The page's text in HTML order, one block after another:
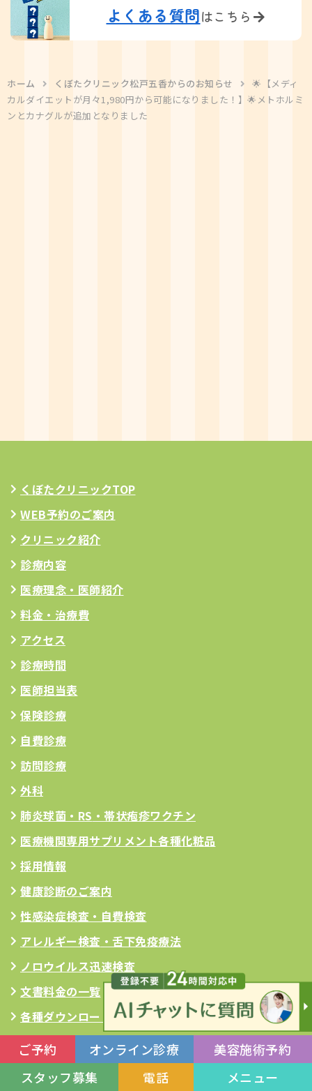
よくある質問はこちら
ホーム くぼたクリニック松戸五香からのお知らせ
🌟【メディ
カルダイエットが月々1,980円から可能になりました！】🌟メトホルミ
ンとカナグルが追加となりました
くぼたクリニックTOP
WEB予約のご案内
クリニック紹介
診療内容
医療理念 ・医師紹介
料金・治療費
アクセス
診療時間
医師担当表
保険診療
自費診療
訪問診療
外科
肺炎球菌・RS ・帯状疱疹ワクチン
医療機関専用サプリメント各種化粧品
採用情報
健康診断のご案内
性感染症検査・自費検査
アレルギー検査 ・舌下免疫療法
ノロウイルス迅速検査
文書料金の一覧
各種ダウンロード書類
メディア・講演出演情報
よくある質問
ご予約 オンライン診療
美容施術予約
スタッフ募集
電話 メニュー